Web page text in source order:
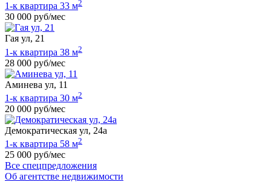
1-к квартира 33 м2
30 000 руб/мес
Гая ул, 21
1-к квартира 38 м2
28 000 руб/мес
Аминева ул, 11
1-к квартира 30 м2
20 000 руб/мес
Демократическая ул, 24а
1-к квартира 58 м2
25 000 руб/мес
Все спецпредложения
Об агентстве недвижимости